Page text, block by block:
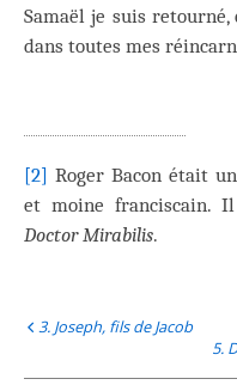
Samaël je suis
dans toutes mes
[2] Roger Bacon était
et moine franciscain.
Doctor Mirabilis.
3. Joseph, fils de Jacob
5.